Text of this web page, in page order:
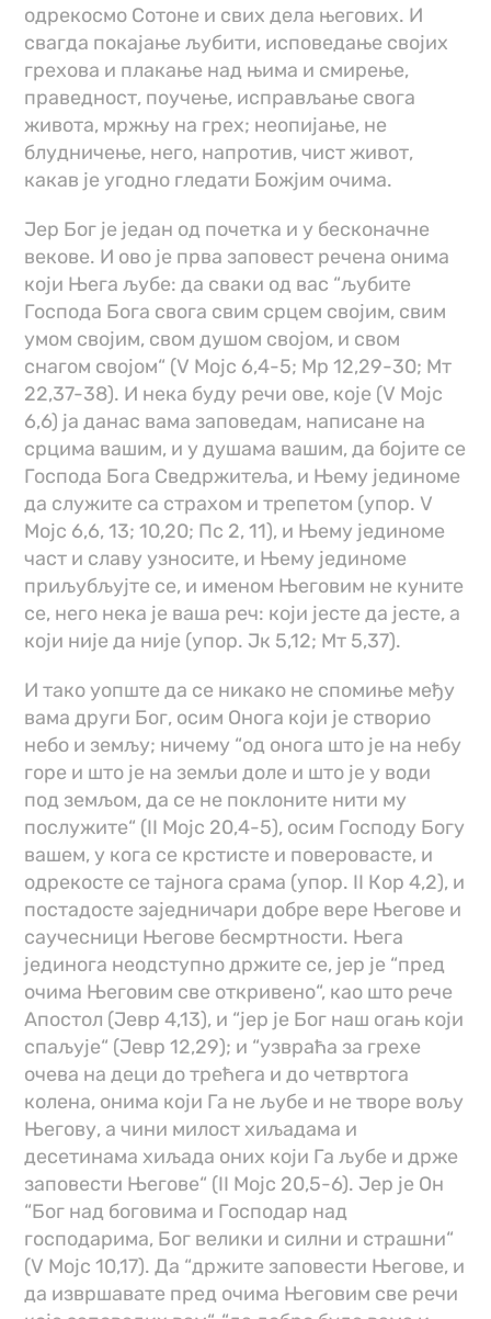
одрекосмо Сотоне и свих дела његових. И
свагда покајање љубити, исповедање својих
грехова и плакање над њима и смирење,
праведност, поучење, исправљање свога
живота, мржњу на грех; неопијање, не
блудничење, него, напротив, чист живот,
какав је угодно гледати Божјим очима.
Јер Бог је један од почетка и у бесконачне
векове. И ово је прва заповест речена онима
који Њега љубе: да сваки од вас “љубите
Господа Бога свога свим срцем својим, свим
умом својим, свом душом својом, и свом
снагом својом“ (V Мојс 6,4-5; Мр 12,29-30; Мт
22,37-38). И нека буду речи ове, које (V Мојс
6,6) ја данас вама заповедам, написане на
срцима вашим, и у душама вашим, да бојите се
Господа Бога Сведржитеља, и Њему јединоме
да служите са страхом и трепетом (упор. V
Мојс 6,6, 13; 10,20; Пс 2, 11), и Њему јединоме
част и славу узносите, и Њему јединоме
приљубљујте се, и именом Његовим не куните
се, него нека је ваша реч: који јесте да јесте, а
који није да није (упор. Јк 5,12; Мт 5,37).
И тако уопште да се никако не спомиње међу
вама други Бог, осим Онога који је створио
небо и земљу; ничему “од онога што је на небу
горе и што је на земљи доле и што је у води
под земљом, да се не поклоните нити му
послужите“ (II Мојс 20,4-5), осим Господу Богу
вашем, у кога се крстисте и поверовасте, и
одрекосте се тајнога срама (упор. II Кор 4,2), и
постадосте заједничари добре вере Његове и
саучесници Његове бесмртности. Њега
јединога неодступно држите се, јер је “пред
очима Његовим све откривено“, као што рече
Апостол (Јевр 4,13), и “јер је Бог наш огањ који
спаљује“ (Јевр 12,29); и “узвраћа за грехе
очева на деци до трећега и до четвртога
колена, онима који Га не љубе и не творе вољу
Његову, а чини милост хиљадама и
десетинама хиљада оних који Га љубе и држе
заповести Његове“ (II Мојс 20,5-6). Јер је Он
“Бог над боговима и Господар над
господарима, Бог велики и силни и страшни“
(V Мојс 10,17). Да “држите заповести Његове, и
да извршавате пред очима Његовим све речи